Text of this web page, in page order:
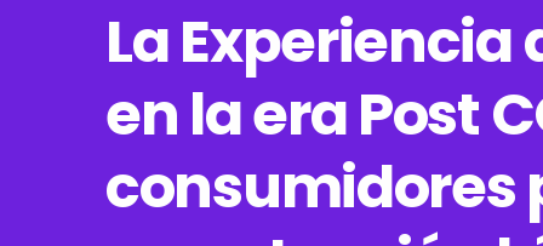
La Experiencia
en la era Post
consumidores